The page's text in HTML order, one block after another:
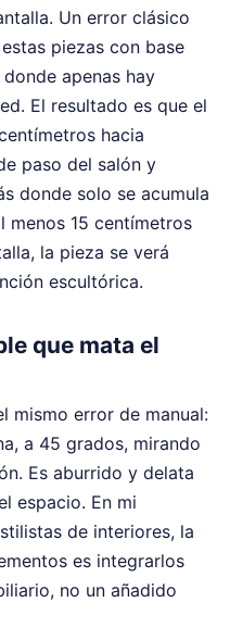
Un error clásico
piezas con base
apenas hay
El resultado es que el
hacia
paso del salón y
donde solo se acumula
menos 15 centímetros
la pieza se verá
escultórica.
que mata el
mismo error de manual:
a 45 grados, mirando
Es aburrido y delata
espacio. En mi
de interiores, la
es integrarlos
no un añadido